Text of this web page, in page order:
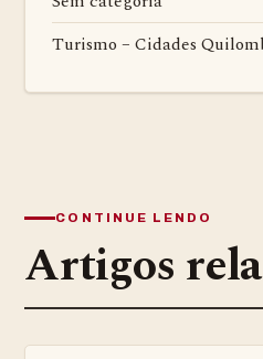
Turismo – Cidades
CONTINUE LENDO
Artigos